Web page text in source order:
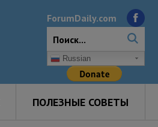
ForumDaily.com
Russian
ПОЛЕЗНЫЕ СОВЕТЫ